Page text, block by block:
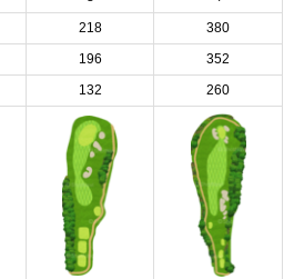
218 380
196 352
132 260